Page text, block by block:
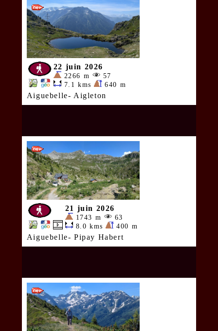
22 juin 2026
2266 m
57
7.1 kms
640 m
Aiguebelle- Aigleton
21 juin 2026
1743 m
63
8.0 kms
400 m
Aiguebelle- Pipay Habert